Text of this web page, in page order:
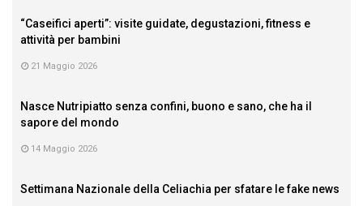
“Caseifici aperti”: visite guidate, degustazioni, fitness e
attività per bambini
21 Maggio 2026
Nasce Nutripiatto senza confini, buono e sano, che ha il
sapore del mondo
14 Maggio 2026
Settimana Nazionale della Celiachia per sfatare le fake news